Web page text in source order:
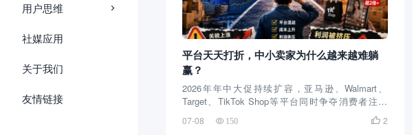
用户思维
社媒应用
关于我们
友情链接
平台天天打折，中小卖家为什么越来越难躺
赢？
2026年年中大促持续扩容，亚马逊、Walmart、
Target、TikTok Shop等平台同时争夺消费者注意
力，但流量增加并不等于利润增长。随着平台机制
分化、广告成本上涨、关税与合规压力加重，以及
07-08 150  2